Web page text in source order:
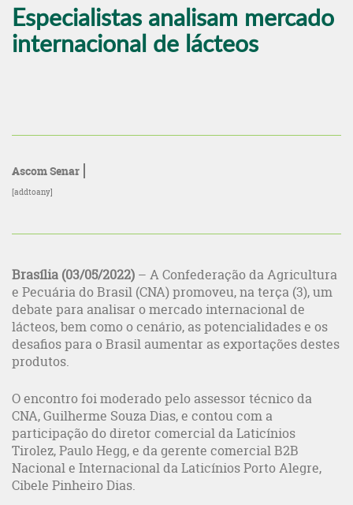
Especialistas analisam mercado
internacional de lácteos
Ascom Senar
[addtoany]
Brasília (03/05/2022) – A Confederação da Agricultura
e Pecuária do Brasil (CNA) promoveu, na terça (3), um
debate para analisar o mercado internacional de
lácteos, bem como o cenário, as potencialidades e os
desafios para o Brasil aumentar as exportações destes
produtos.
O encontro foi moderado pelo assessor técnico da
CNA, Guilherme Souza Dias, e contou com a
participação do diretor comercial da Laticínios
Tirolez, Paulo Hegg, e da gerente comercial B2B
Nacional e Internacional da Laticínios Porto Alegre,
Cibele Pinheiro Dias.